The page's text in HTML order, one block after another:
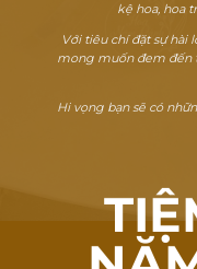
kệ hoa, hoa
Với tiêu chí đặt sự hài
mong muốn đem đến
Hi vọng bạn sẽ có